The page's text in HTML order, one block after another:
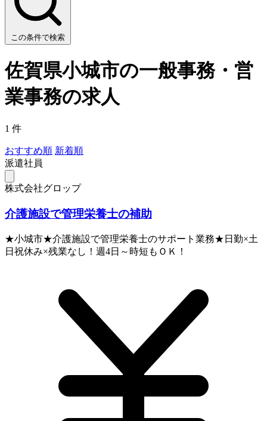
この条件で検索
佐賀県小城市の一般事務・営
業事務の求人
1 件
おすすめ順 新着順
派遣社員
株式会社グロップ
介護施設で管理栄養士の補助
★小城市★介護施設で管理栄養士のサポート業務★日勤×土
日祝休み×残業なし！週4日～時短もＯＫ！